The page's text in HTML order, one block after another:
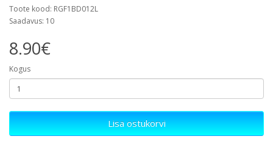
Toote kood: RGF1BD012L
Saadavus: 10
8.90€
Kogus
Lisa ostukorvi